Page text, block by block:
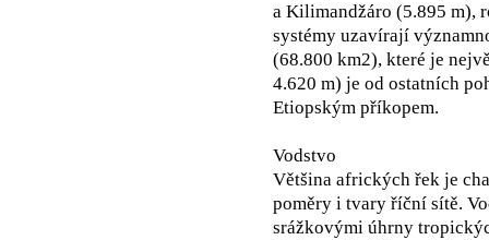
a Kilimandžáro (5.895 m),
systémy uzavírají
(68.800 km2), které je
4.620 m) je od ostatních
Etiopským příkopem.
Vodstvo
Většina afrických řek je
poměry i tvary říční sítě.
srážkovými úhrny